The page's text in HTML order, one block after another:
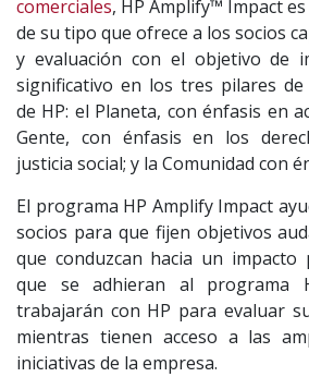
comerciales, HP Amplify™ Impact
de su tipo que ofrece a los socios
y evaluación con el objetivo de
significativo en los tres pilares de
de HP: el Planeta, con énfasis en
Gente, con énfasis en los
justicia social; y la Comunidad con
El programa HP Amplify Impact
socios para que fijen objetivos
que conduzcan hacia un impacto
que se adhieran al programa
trabajarán con HP para evaluar
mientras tienen acceso a las
iniciativas de la empresa.